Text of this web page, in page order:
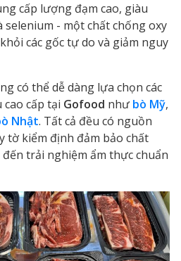
cấp lượng đạm cao, giàu
selenium - một chất chống oxy
các gốc tự do và giảm nguy
có thể dễ dàng lựa chọn các
cấp tại Gofood như bò Mỹ,
Nhật. Tất cả đều có nguồn
tờ kiểm định đảm bảo chất
trải nghiệm ẩm thực chuẩn